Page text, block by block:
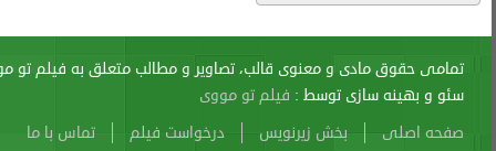
از آن پیگرد قانونی دارد.
sitemap Atom Cache Search Alexa